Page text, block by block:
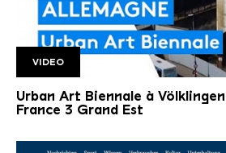
France 3 Lorraine
VIDEO
Urban Art Biennale à Völklingen
France 3 Grand Est